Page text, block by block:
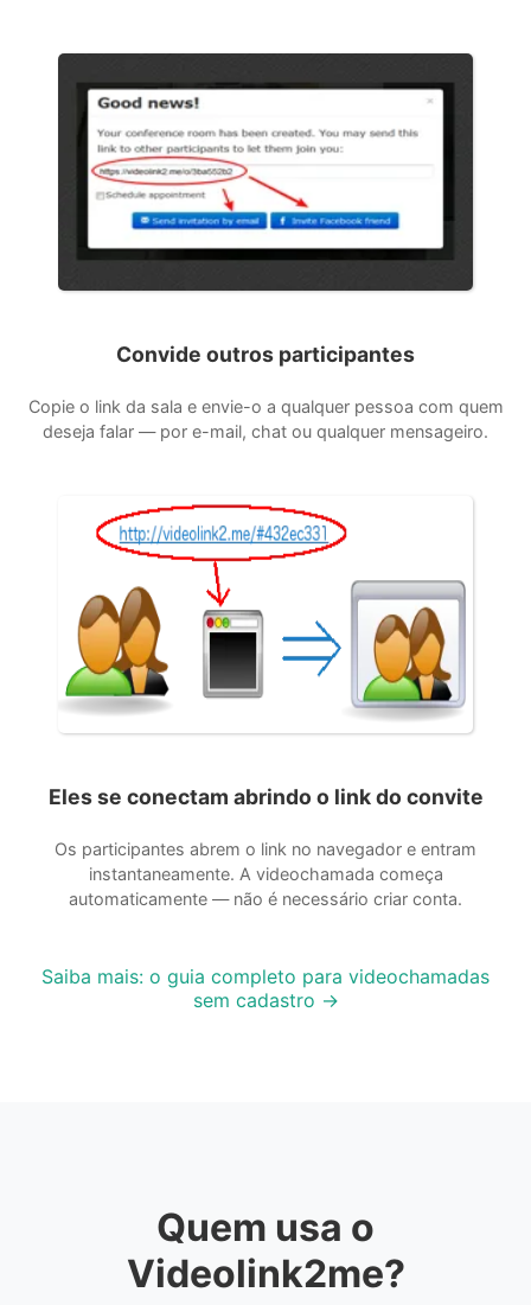
Convide outros participantes
Copie o link da sala e envie-o a qualquer pessoa com quem
deseja falar — por e-mail, chat ou qualquer mensageiro.
Eles se conectam abrindo o link do convite
Os participantes abrem o link no navegador e entram
instantaneamente. A videochamada começa
automaticamente — não é necessário criar conta.
Saiba mais: o guia completo para videochamadas
sem cadastro →
Quem usa o
Videolink2me?